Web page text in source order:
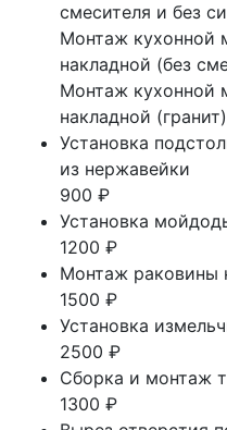
смесителя и без
Монтаж кухонной
накладной (без
Монтаж кухонной
накладной (гранит)
Установка
из нержавейки
900 ₽
Установка
1200 ₽
Монтаж раковины
1500 ₽
Установка
2500 ₽
Сборка и монтаж
1300 ₽